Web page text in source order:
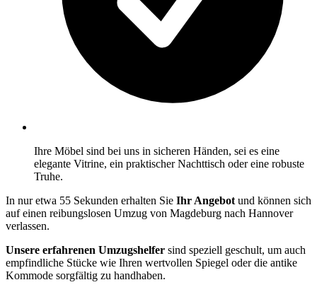
Ihre Möbel sind bei uns in sicheren Händen, sei es eine
elegante Vitrine, ein praktischer Nachttisch oder eine robuste
Truhe.
In nur etwa 55 Sekunden erhalten Sie Ihr Angebot und können sich
auf einen reibungslosen Umzug von Magdeburg nach Hannover
verlassen.
Unsere erfahrenen Umzugshelfer sind speziell geschult, um auch
empfindliche Stücke wie Ihren wertvollen Spiegel oder die antike
Kommode sorgfältig zu handhaben.